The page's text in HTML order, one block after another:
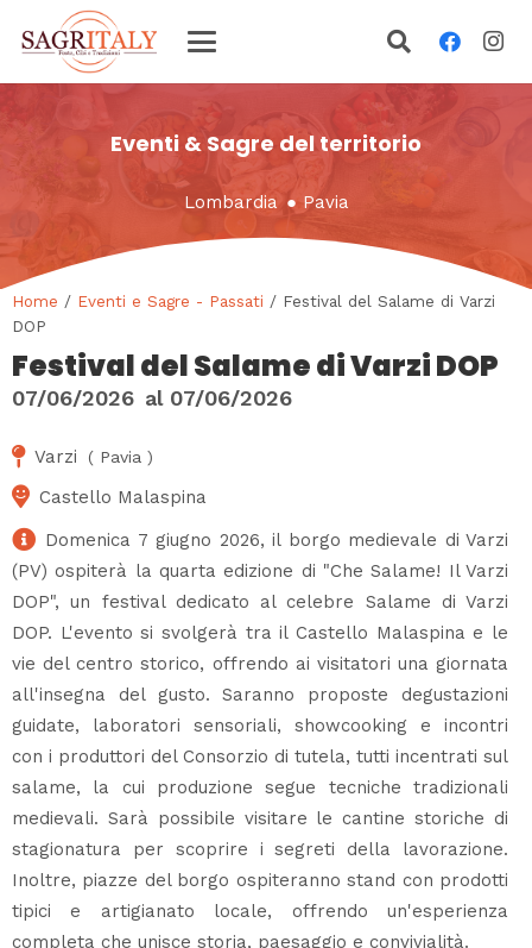
Eventi & Sagre del territorio
Lombardia ● Pavia
Home / Eventi e Sagre - Passati / Festival del Salame di Varzi
DOP
Festival del Salame di Varzi DOP
07/06/2026 al 07/06/2026
Varzi ( Pavia )
Castello Malaspina
Domenica 7 giugno 2026, il borgo medievale di Varzi
(PV) ospiterà la quarta edizione di "Che Salame! Il Varzi
DOP", un festival dedicato al celebre Salame di Varzi
DOP. L'evento si svolgerà tra il Castello Malaspina e le
vie del centro storico, offrendo ai visitatori una giornata
all'insegna del gusto. Saranno proposte degustazioni
guidate, laboratori sensoriali, showcooking e incontri
con i produttori del Consorzio di tutela, tutti incentrati sul
salame, la cui produzione segue tecniche tradizionali
medievali. Sarà possibile visitare le cantine storiche di
stagionatura per scoprire i segreti della lavorazione.
Inoltre, piazze del borgo ospiteranno stand con prodotti
tipici e artigianato locale, offrendo un'esperienza
completa che unisce storia, paesaggio e convivialità.